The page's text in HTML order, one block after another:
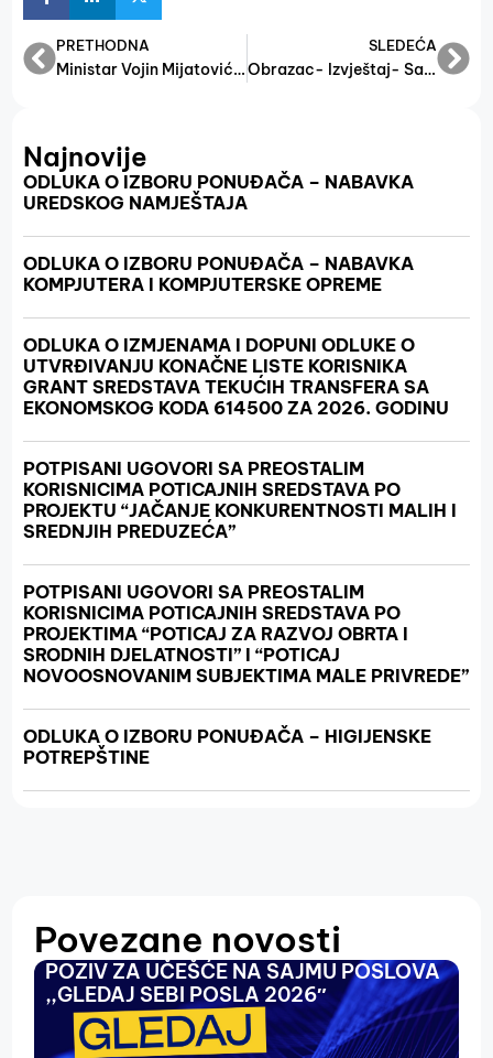
PRETHODNA
Ministar Vojin Mijatović na obilježavanju 25 godina Privredne komore FBiH
SLEDEĆA
Obrazac- Izvještaj- Sajmovi
Najnovije
ODLUKA O IZBORU PONUĐAČA – NABAVKA
UREDSKOG NAMJEŠTAJA
ODLUKA O IZBORU PONUĐAČA – NABAVKA
KOMPJUTERA I KOMPJUTERSKE OPREME
ODLUKA O IZMJENAMA I DOPUNI ODLUKE O
UTVRĐIVANJU KONAČNE LISTE KORISNIKA
GRANT SREDSTAVA TEKUĆIH TRANSFERA SA
EKONOMSKOG KODA 614500 ZA 2026. GODINU
POTPISANI UGOVORI SA PREOSTALIM
KORISNICIMA POTICAJNIH SREDSTAVA PO
PROJEKTU “JAČANJE KONKURENTNOSTI MALIH I
SREDNJIH PREDUZEĆA”
POTPISANI UGOVORI SA PREOSTALIM
KORISNICIMA POTICAJNIH SREDSTAVA PO
PROJEKTIMA “POTICAJ ZA RAZVOJ OBRTA I
SRODNIH DJELATNOSTI” I “POTICAJ
NOVOOSNOVANIM SUBJEKTIMA MALE PRIVREDE”
ODLUKA O IZBORU PONUĐAČA – HIGIJENSKE
POTREPŠTINE
Povezane novosti
POZIV ZA UČEŠĆE NA SAJMU POSLOVA
,,GLEDAJ SEBI POSLA 2026″